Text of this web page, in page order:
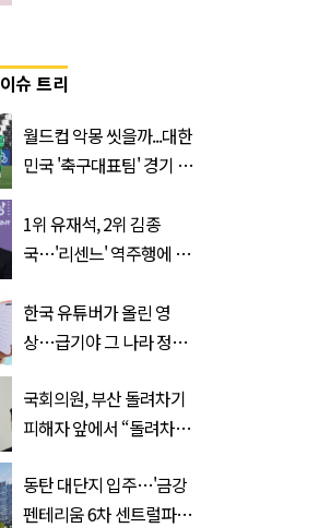
이슈 트리
월드컵 악몽 씻을까...대한
민국 '축구대표팀' 경기 확
1위 유재석, 2위 김종
국…'리센느' 역주행에 덩
위 차지한 '개그맨'
한국 유튜버가 올린 영
상…급기야 그 나라 정부
국회의원, 부산 돌려차기
피해자 앞에서 “돌려차기
동탄 대단지 입주…'금강
펜테리움 6차 센트럴파크'